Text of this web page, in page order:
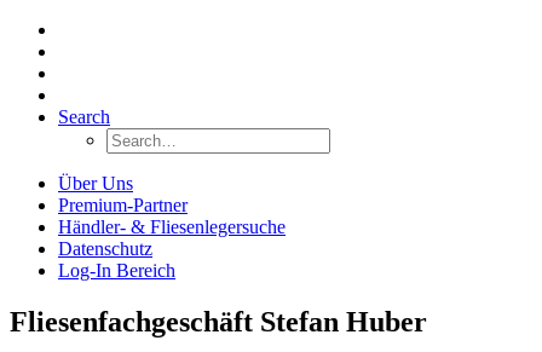
Search
Über Uns
Premium-Partner
Händler- & Fliesenlegersuche
Datenschutz
Log-In Bereich
Fliesenfachgeschäft Stefan Huber